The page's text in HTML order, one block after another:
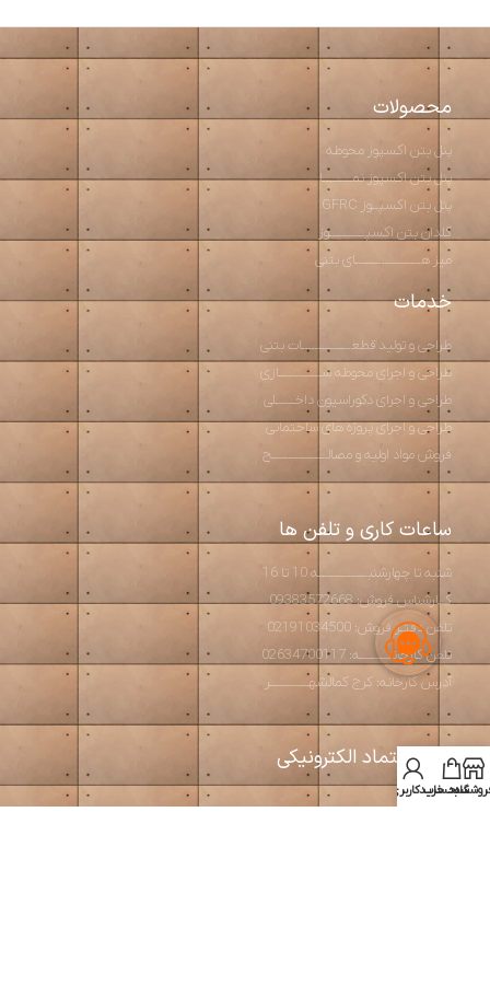
محصولات
پنل بتن اکسپوز محوطه
پنل بتن اکسپوز نمـــــــــا
پنل بتن اکسپــوز GFRC
گلدان بتن اکسپـــــــــــوز
میز هــــــــــــــــــــای بتنی
خدمات
طراحی و تولید قطعـــــــــــــــات بتنی
طراحی و اجرای محوطه ســـــــــــــازی
طراحی و اجرای دکوراسیون داخــــــلی
طراحی و اجرای پروژه های ساختمانی
فروش مواد اولیه و مصالـــــــــــــــــح
ساعات کاری و تلفن ها
شنبه تا چهارشنبـــــــــــــــه 10 تا 16
کــارشناس فروش: 09383572668
تلفن دفتـر فروش: 02191034500
تلفن کارخانــــــــــه: 02634700117
آدرس کارخانه: کرج کمالشهــــــــــــر
نماد اعتماد الکترونیکی
سبد خرید
حساب کاربری من